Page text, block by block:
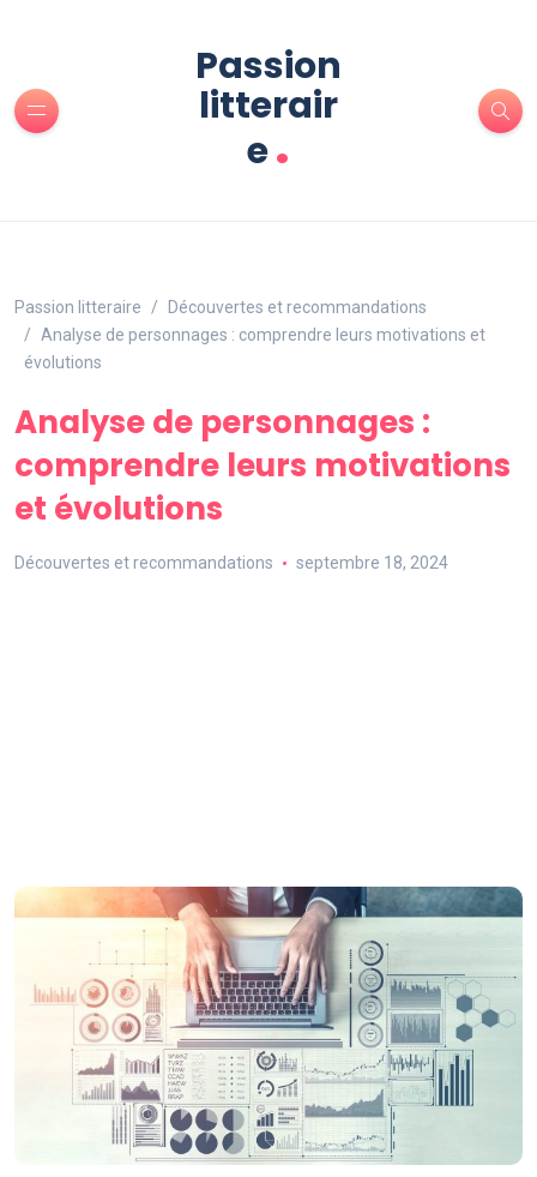
Passion
litterair
e.
Passion litteraire
Découvertes et recommandations
Analyse de personnages : comprendre leurs motivations et
évolutions
Analyse de personnages :
comprendre leurs motivations
et évolutions
Découvertes et recommandations septembre 18, 2024